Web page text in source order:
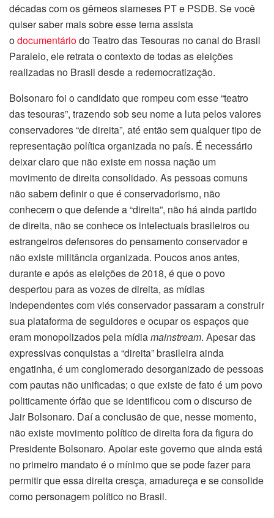
décadas com os gêmeos siameses PT e PSDB. Se você
quiser saber mais sobre esse tema assista
odocumentáriodo Teatro das Tesouras no canal do Brasil
Paralelo, ele retrata o contexto de todas as eleições
realizadas no Brasil desde a redemocratização.
Bolsonaro foi o candidato que rompeu com esse “teatro
das tesouras”, trazendo sob seu nome a luta pelos valores
conservadores “de direita”, até então sem qualquer tipo de
representação política organizada no país. É necessário
deixar claro que não existe em nossa nação um
movimento de direita consolidado. As pessoas comuns
não sabem definir o que é conservadorismo, não
conhecem o que defende a “direita”, não há ainda partido
de direita, não se conhece os intelectuais brasileiros ou
estrangeiros defensores do pensamento conservador e
não existe militância organizada. Poucos anos antes,
durante e após as eleições de 2018, é que o povo
despertou para as vozes de direita, as mídias
independentes com viés conservador passaram a construir
sua plataforma de seguidores e ocupar os espaços que
eram monopolizados pela mídiamainstream. Apesar das
expressivas conquistas a “direita” brasileira ainda
engatinha, é um conglomerado desorganizado de pessoas
com pautas não unificadas; o que existe de fato é um povo
politicamente órfão que se identificou com o discurso de
Jair Bolsonaro. Daí a conclusão de que, nesse momento,
não existe movimento político de direita fora da figura do
Presidente Bolsonaro. Apoiar este governo que ainda está
no primeiro mandato é o mínimo que se pode fazer para
permitir que essa direita cresça, amadureça e se consolide
como personagem político no Brasil.